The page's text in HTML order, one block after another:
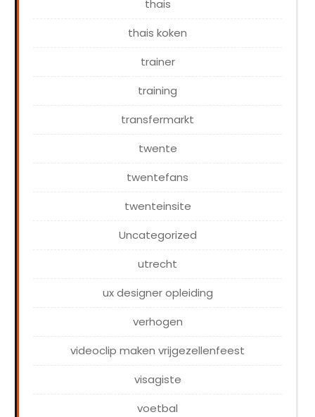
thais
thais koken
trainer
training
transfermarkt
twente
twentefans
twenteinsite
Uncategorized
utrecht
ux designer opleiding
verhogen
videoclip maken vrijgezellenfeest
visagiste
voetbal